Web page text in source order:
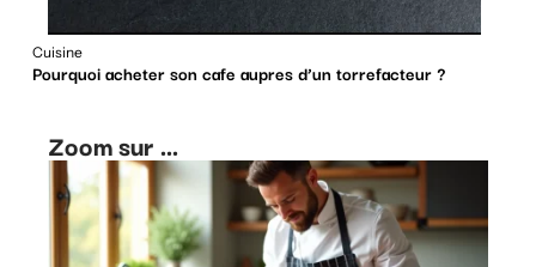
Cuisine
Pourquoi acheter son cafe aupres d’un torrefacteur ?
Zoom sur ...